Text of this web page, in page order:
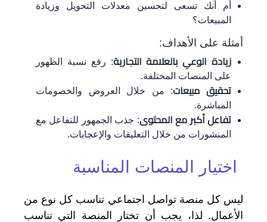
أم أنك تسعى لتحسين معدلات التحويل وزيادة
المبيعات؟
أمثلة على الأهداف:
زيادة الوعي بالعلامة التجارية: رفع نسبة الظهور
على المنصات المختلفة.
تحقيق مبيعات: من خلال العروض والخصومات
المباشرة.
تفاعل أكبر مع المحتوى: جذب الجمهور للتفاعل مع
المنشورات من خلال التعليقات والإعجابات.
اختيار المنصات المناسبة
ليس كل منصة تواصل اجتماعي تناسب كل نوع من
الأعمال. لذا، يجب أن تختار المنصة التي تناسب